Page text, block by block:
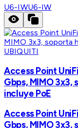
U6-IWU6-IW
UBIQUITI
Access Point
Gbps, MIMO
incluye PoE
Access Point
Gbps, MIMO